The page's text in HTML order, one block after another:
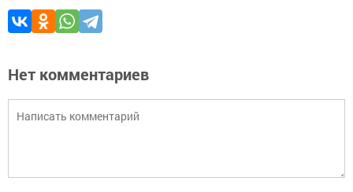
Нет комментариев